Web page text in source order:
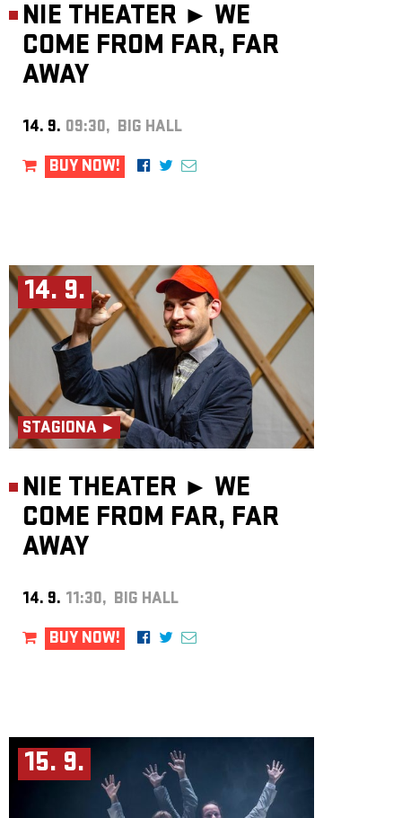
NIE THEATER ► WE
COME FROM FAR, FAR
AWAY
14. 9. 09:30, BIG HALL
BUY NOW!
14. 9.
STAGIONA ►
NIE THEATER ► WE
COME FROM FAR, FAR
AWAY
14. 9. 11:30, BIG HALL
BUY NOW!
15. 9.